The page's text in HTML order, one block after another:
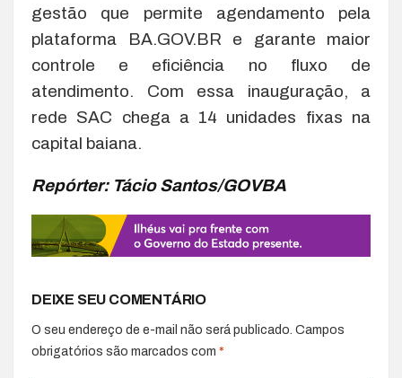
gestão que permite agendamento pela
plataforma BA.GOV.BR e garante maior
controle e eficiência no fluxo de
atendimento. Com essa inauguração, a
rede SAC chega a 14 unidades fixas na
capital baiana.
Repórter: Tácio Santos/GOVBA
DEIXE SEU COMENTÁRIO
O seu endereço de e-mail não será publicado. Campos
obrigatórios são marcados com *